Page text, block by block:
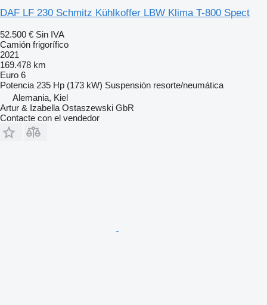
DAF LF 230 Schmitz Kühlkoffer LBW Klima T-800 Spect
52.500 € Sin IVA
Camión frigorífico
2021
169.478 km
Euro 6
Potencia 235 Hp (173 kW) Suspensión resorte/neumática
Alemania, Kiel
Artur & Izabella Ostaszewski GbR
Contacte con el vendedor